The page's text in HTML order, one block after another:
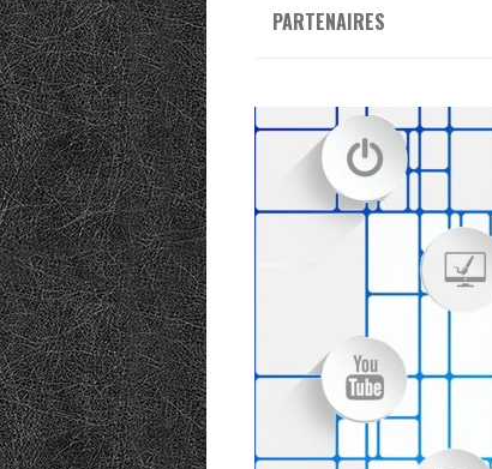
PARTENAIRES